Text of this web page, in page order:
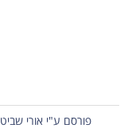
פורסם ע"י אורי שביט